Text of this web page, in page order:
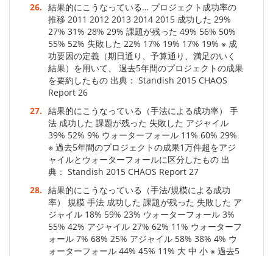
26. 結果的にこうなっている… プロジェクト成功率の
推移 2011 2012 2013 2014 2015 成功した 29%
27% 31% 28% 29% 課題が残った 49% 56% 50%
55% 52% 失敗した 22% 17% 19% 17% 19% ※ 成
功要因の定義（期日通り、予算通り、満足のいく
結果）を用いて、 過去5年間のプロジェクトの成果
を要約したもの 出典： Standish 2015 CHAOS
Report 26
27. 結果的にこうなっている（手法による成功率） 手
法 成功した 課題が残った 失敗した アジャイル
39% 52% 9% ウォーターフォール 11% 60% 29%
※ 過去5年間のプロジェクトの成果1万件超をアジ
ャイルとウォーターフォールに区分したもの 出
典： Standish 2015 CHAOS Report 27
28. 結果的にこうなっている（手法/規模による成功
率） 規模 手法 成功した 課題が残った 失敗した ア
ジャイル 18% 59% 23% ウォーターフォール 3%
55% 42% アジャイル 27% 62% 11% ウォーターフ
ォール 7% 68% 25% アジャイル 58% 38% 4% ウ
ォーターフォール 44% 45% 11% 大 中 小 ※ 過去5